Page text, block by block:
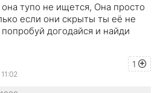
тупо не ищется, Она просто
если они скрыты ты её не
догодайся и найди
1